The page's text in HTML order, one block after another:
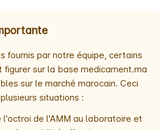
fournis par notre équipe, certains
figurer sur la base medicament.ma
sur le marché marocain. Ceci
situations :
l'octroi de l'AMM au laboratoire et